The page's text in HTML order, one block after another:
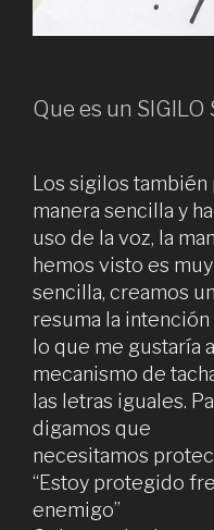
Que es un SIGILO
Los sigilos
manera sencilla y
uso de la voz, la
hemos visto es muy
sencilla, creamos
resuma la intención
lo que me gustaría
mecanismo de
las letras iguales.
digamos que
necesitamos
“Estoy protegido
enemigo”